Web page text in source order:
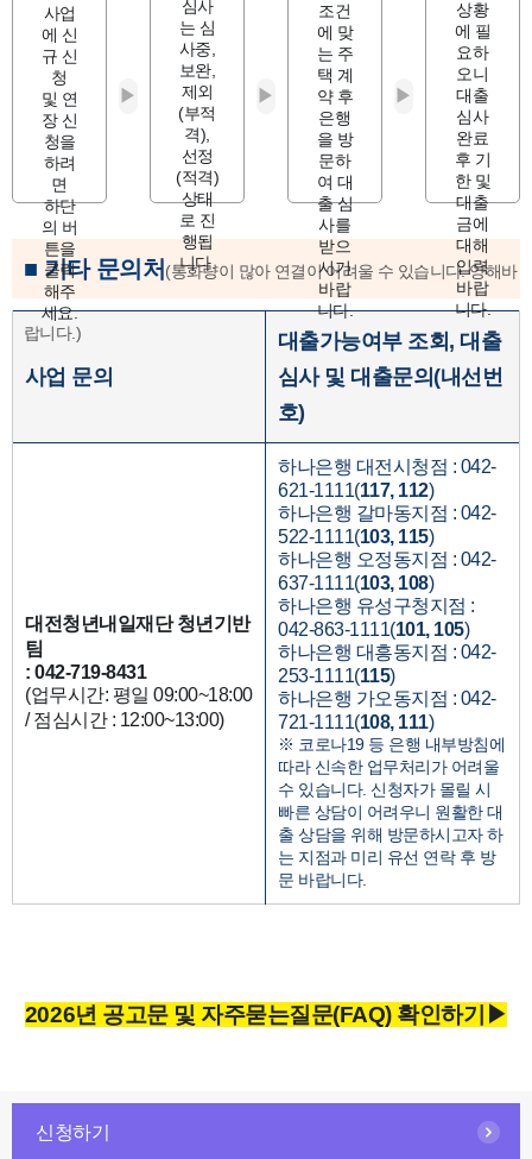
사업
에 신
규 신
청
및 연
장 신
청을
하려
면
하단
의 버
튼을
클릭
해주
세요.
▶
심사
는 심
사중,
보완,
제외
(부적
격),
선정
(적격)
상태
로 진
행됩
니다.
▶
조건
에 맞
는 주
택 계
약 후
은행
을 방
문하
여 대
출 심
사를
받으
시기
바랍
니다.
▶
상황
에 필
요하
오니
대출
심사
완료
후 기
한 및
대출
금에
대해
입력
바랍
니다.
■ 기타 문의처 (통화량이 많아 연결이 어려울 수 있습니다. 양해바
랍니다.)
사업 문의
대출가능여부 조회, 대출
심사 및 대출문의(내선번
호)
대전청년내일재단 청년기반
팀
: 042-719-8431
(업무시간: 평일 09:00~18:00
/ 점심시간 : 12:00~13:00)
하나은행 대전시청점 : 042-
621-1111(117, 112)
하나은행 갈마동지점 : 042-
522-1111(103, 115)
하나은행 오정동지점 : 042-
637-1111(103, 108)
하나은행 유성구청지점 :
042-863-1111(101, 105)
하나은행 대흥동지점 : 042-
253-1111(115)
하나은행 가오동지점 : 042-
721-1111(108, 111)
※ 코로나19 등 은행 내부방침에
따라 신속한 업무처리가 어려울
수 있습니다. 신청자가 몰릴 시
빠른 상담이 어려우니 원활한 대
출 상담을 위해 방문하시고자 하
는 지점과 미리 유선 연락 후 방
문 바랍니다.
2026년 공고문 및 자주묻는질문(FAQ) 확인하기▶
신청하기